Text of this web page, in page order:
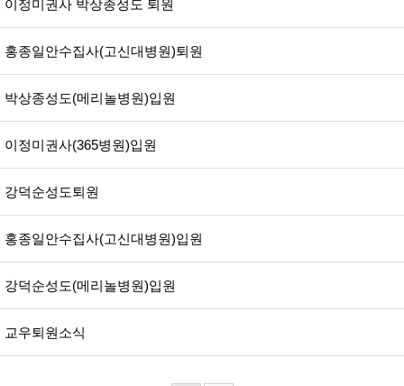
이정미권사 박상종성도 퇴원
홍종일안수집사(고신대병원)퇴원
박상종성도(메리놀병원)입원
이정미권사(365병원)입원
강덕순성도퇴원
홍종일안수집사(고신대병원)입원
강덕순성도(메리놀병원)입원
교우퇴원소식